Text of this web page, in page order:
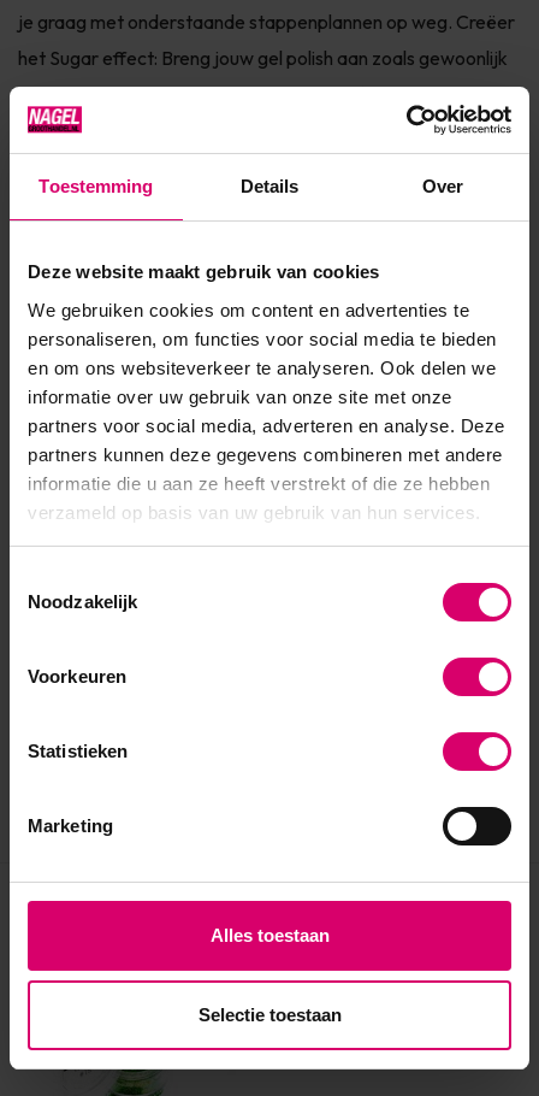
Toestemming Details Over
Deze website maakt gebruik van cookies
We gebruiken cookies om content en advertenties te
personaliseren, om functies voor social media te bieden
en om ons websiteverkeer te analyseren. Ook delen we
informatie over uw gebruik van onze site met onze
partners voor social media, adverteren en analyse. Deze
partners kunnen deze gegevens combineren met andere
informatie die u aan ze heeft verstrekt of die ze hebben
verzameld op basis van uw gebruik van hun services.
Noodzakelijk
Voorkeuren
Statistieken
Marketing
Alles toestaan
Selectie toestaan
je graag met onderstaande stappenplannen op weg. Creëer
het Sugar effect: Breng jouw gel polish aan zoals gewoonlijk
met een kleur naar wens en hard deze uit (eveneens is Paint
gel by #LVS hier uitermate geschikt voor en dien je o...
Toon meer
Artikelnummer 50582
SKU 606094
Eerder bekeken